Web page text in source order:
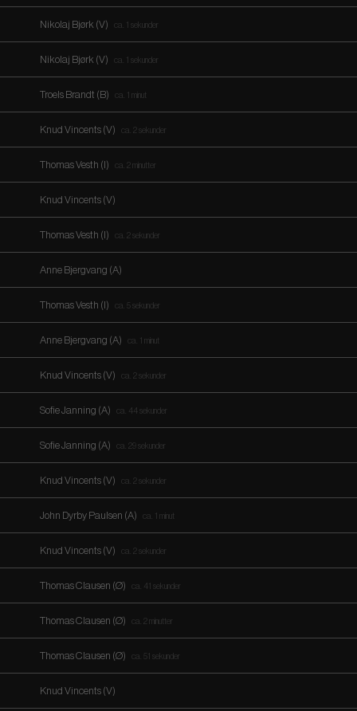
Nikolaj Bjørk (V) ca. 1 sekunder
Nikolaj Bjørk (V) ca. 1 sekunder
Troels Brandt (B) ca. 1 minut
Knud Vincents (V) ca. 2 sekunder
Thomas Vesth (I) ca. 2 minutter
Knud Vincents (V)
Thomas Vesth (I) ca. 2 sekunder
Anne Bjergvang (A)
Thomas Vesth (I) ca. 5 sekunder
Anne Bjergvang (A) ca. 1 minut
Knud Vincents (V) ca. 2 sekunder
Sofie Janning (A) ca. 44 sekunder
Sofie Janning (A) ca. 29 sekunder
Knud Vincents (V) ca. 2 sekunder
John Dyrby Paulsen (A) ca. 1 minut
Knud Vincents (V) ca. 2 sekunder
Thomas Clausen (Ø) ca. 41 sekunder
Thomas Clausen (Ø) ca. 2 minutter
Thomas Clausen (Ø) ca. 51 sekunder
Knud Vincents (V)